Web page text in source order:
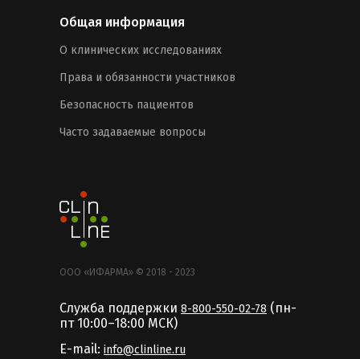
Общая информация
О клинических исследованиях
Права и обязанности участников
Безопасность пациентов
Часто задаваемые вопросы
ООО «ИФАРМА» © 2018 - 2023
Служба поддержки 8-800-550-02-78 (пн-
пт 10:00–18:00 MCК)
E-mail: info@clinline.ru